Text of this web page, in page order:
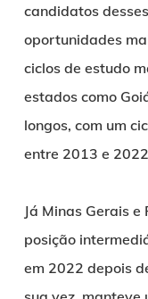
candidatos
oportunidades
ciclos de estudo
estados como
longos, com um
entre 2013 e
Já Minas Gerais e
posição
em 2022 depois